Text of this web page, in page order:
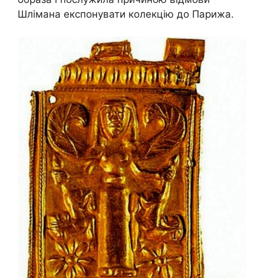
Шлімана експонувати колекцію до Парижа.